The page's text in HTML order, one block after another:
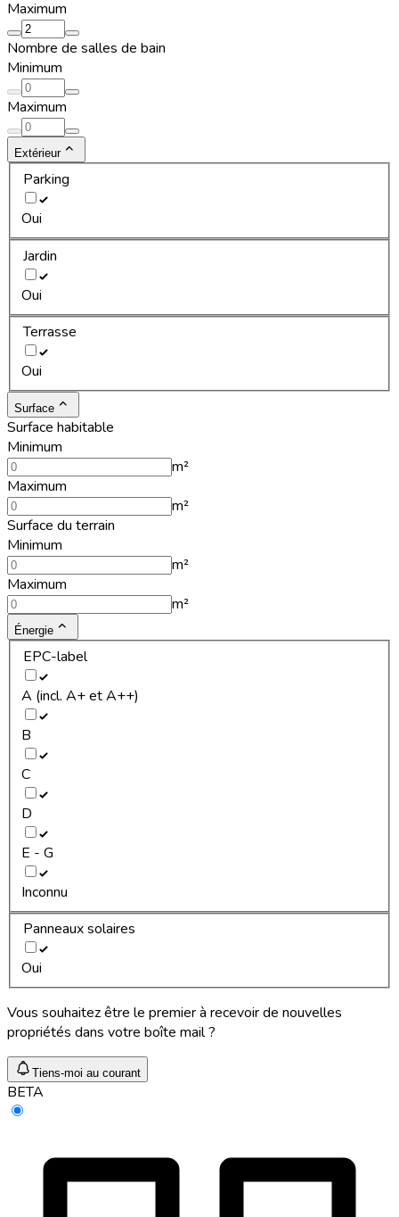
Maximum
Nombre de salles de bain
Minimum
Maximum
Extérieur
Parking
Oui
Jardin
Oui
Terrasse
Oui
Surface
Surface habitable
Minimum
m²
Maximum
m²
Surface du terrain
Minimum
m²
Maximum
m²
Énergie
EPC-label
A (incl. A+ et A++)
B
C
D
E - G
Inconnu
Panneaux solaires
Oui
Vous souhaitez être le premier à recevoir de nouvelles
propriétés dans votre boîte mail ?
Tiens-moi au courant
BETA